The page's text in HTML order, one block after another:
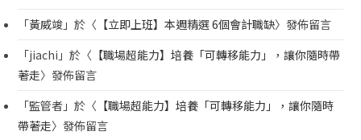
「黃威竣 」於〈 【立即上班】本週精選 6個會計職缺〉發佈留言
「jiachi 」於〈 【職場超能力】培養「可轉移能力」，讓你隨時帶
著走〉發佈留言
「監管者 」於〈 【職場超能力】培養「可轉移能力」，讓你隨時
帶著走〉發佈留言